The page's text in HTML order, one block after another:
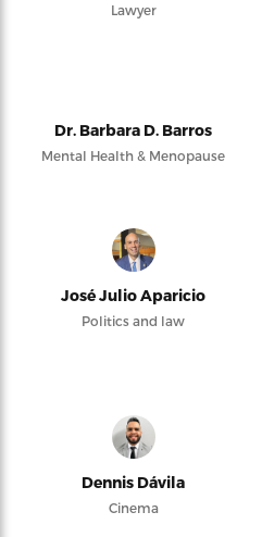
Lawyer
Dr. Barbara D. Barros
Mental Health & Menopause
José Julio Aparicio
Politics and law
Dennis Dávila
Cinema